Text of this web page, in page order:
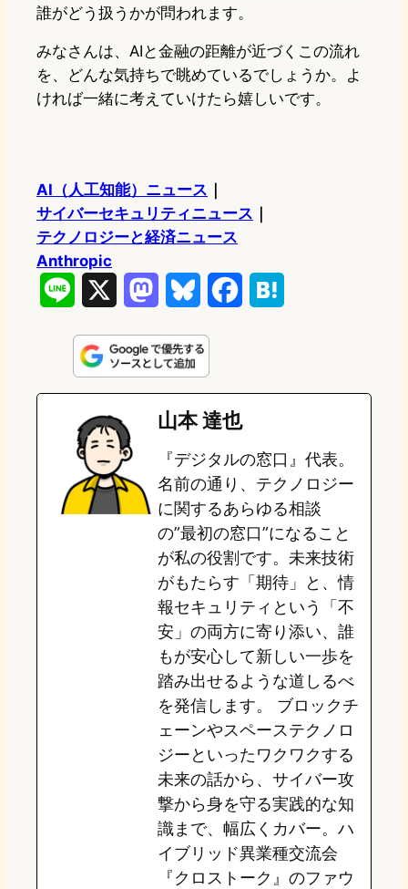
誰がどう扱うかが問われます。
みなさんは、AIと金融の距離が近づくこの流れ
を、どんな気持ちで眺めているでしょうか。よ
ければ一緒に考えていけたら嬉しいです。
AI（人工知能）ニュース
サイバーセキュリティニュース
テクノロジーと経済ニュース
Anthropic
n
e
s
t
o
o
n
u
e
s
k
e
b
o
o
k
e
a
山本 達也
『デジタルの窓口』代表。
名前の通り、テクノロジー
に関するあらゆる相談
の”最初の窓口”になること
が私の役割です。未来技術
がもたらす「期待」と、情
報セキュリティという「不
安」の両方に寄り添い、誰
もが安心して新しい一歩を
踏み出せるような道しるべ
を発信します。 ブロックチ
ェーンやスペーステクノロ
ジーといったワクワクする
未来の話から、サイバー攻
撃から身を守る実践的な知
識まで、幅広くカバー。ハ
イブリッド異業種交流会
『クロストーク』のファウ